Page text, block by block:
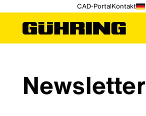
CAD-PortalKontakt
Newsletter